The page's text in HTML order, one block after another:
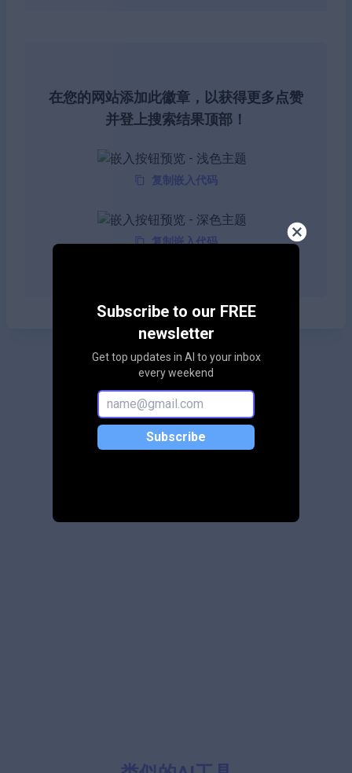
Subscribe to our FREE
newsletter
Get top updates in AI to your inbox
every weekend
Subscribe
在您的网站添加此徽章，以获得更多点赞
并登上搜索结果顶部！
复制嵌入代码
复制嵌入代码